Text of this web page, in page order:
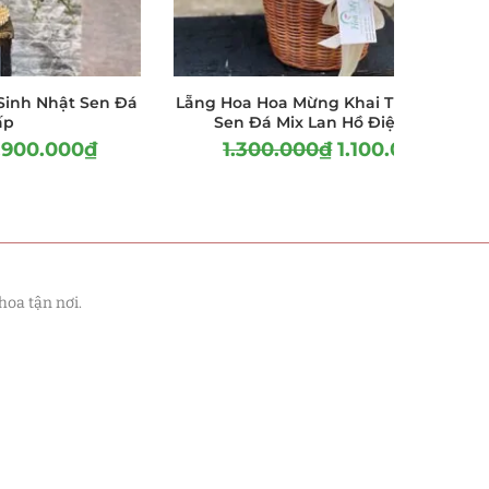
Nhật Sen Đá
₫
Lẵng Hoa Hoa Mừng Khai Trương – Hoa
Sen Đá Mix Lan Hồ Điệp Vàng
1.300.000₫ 1.100.000
tận nơi.